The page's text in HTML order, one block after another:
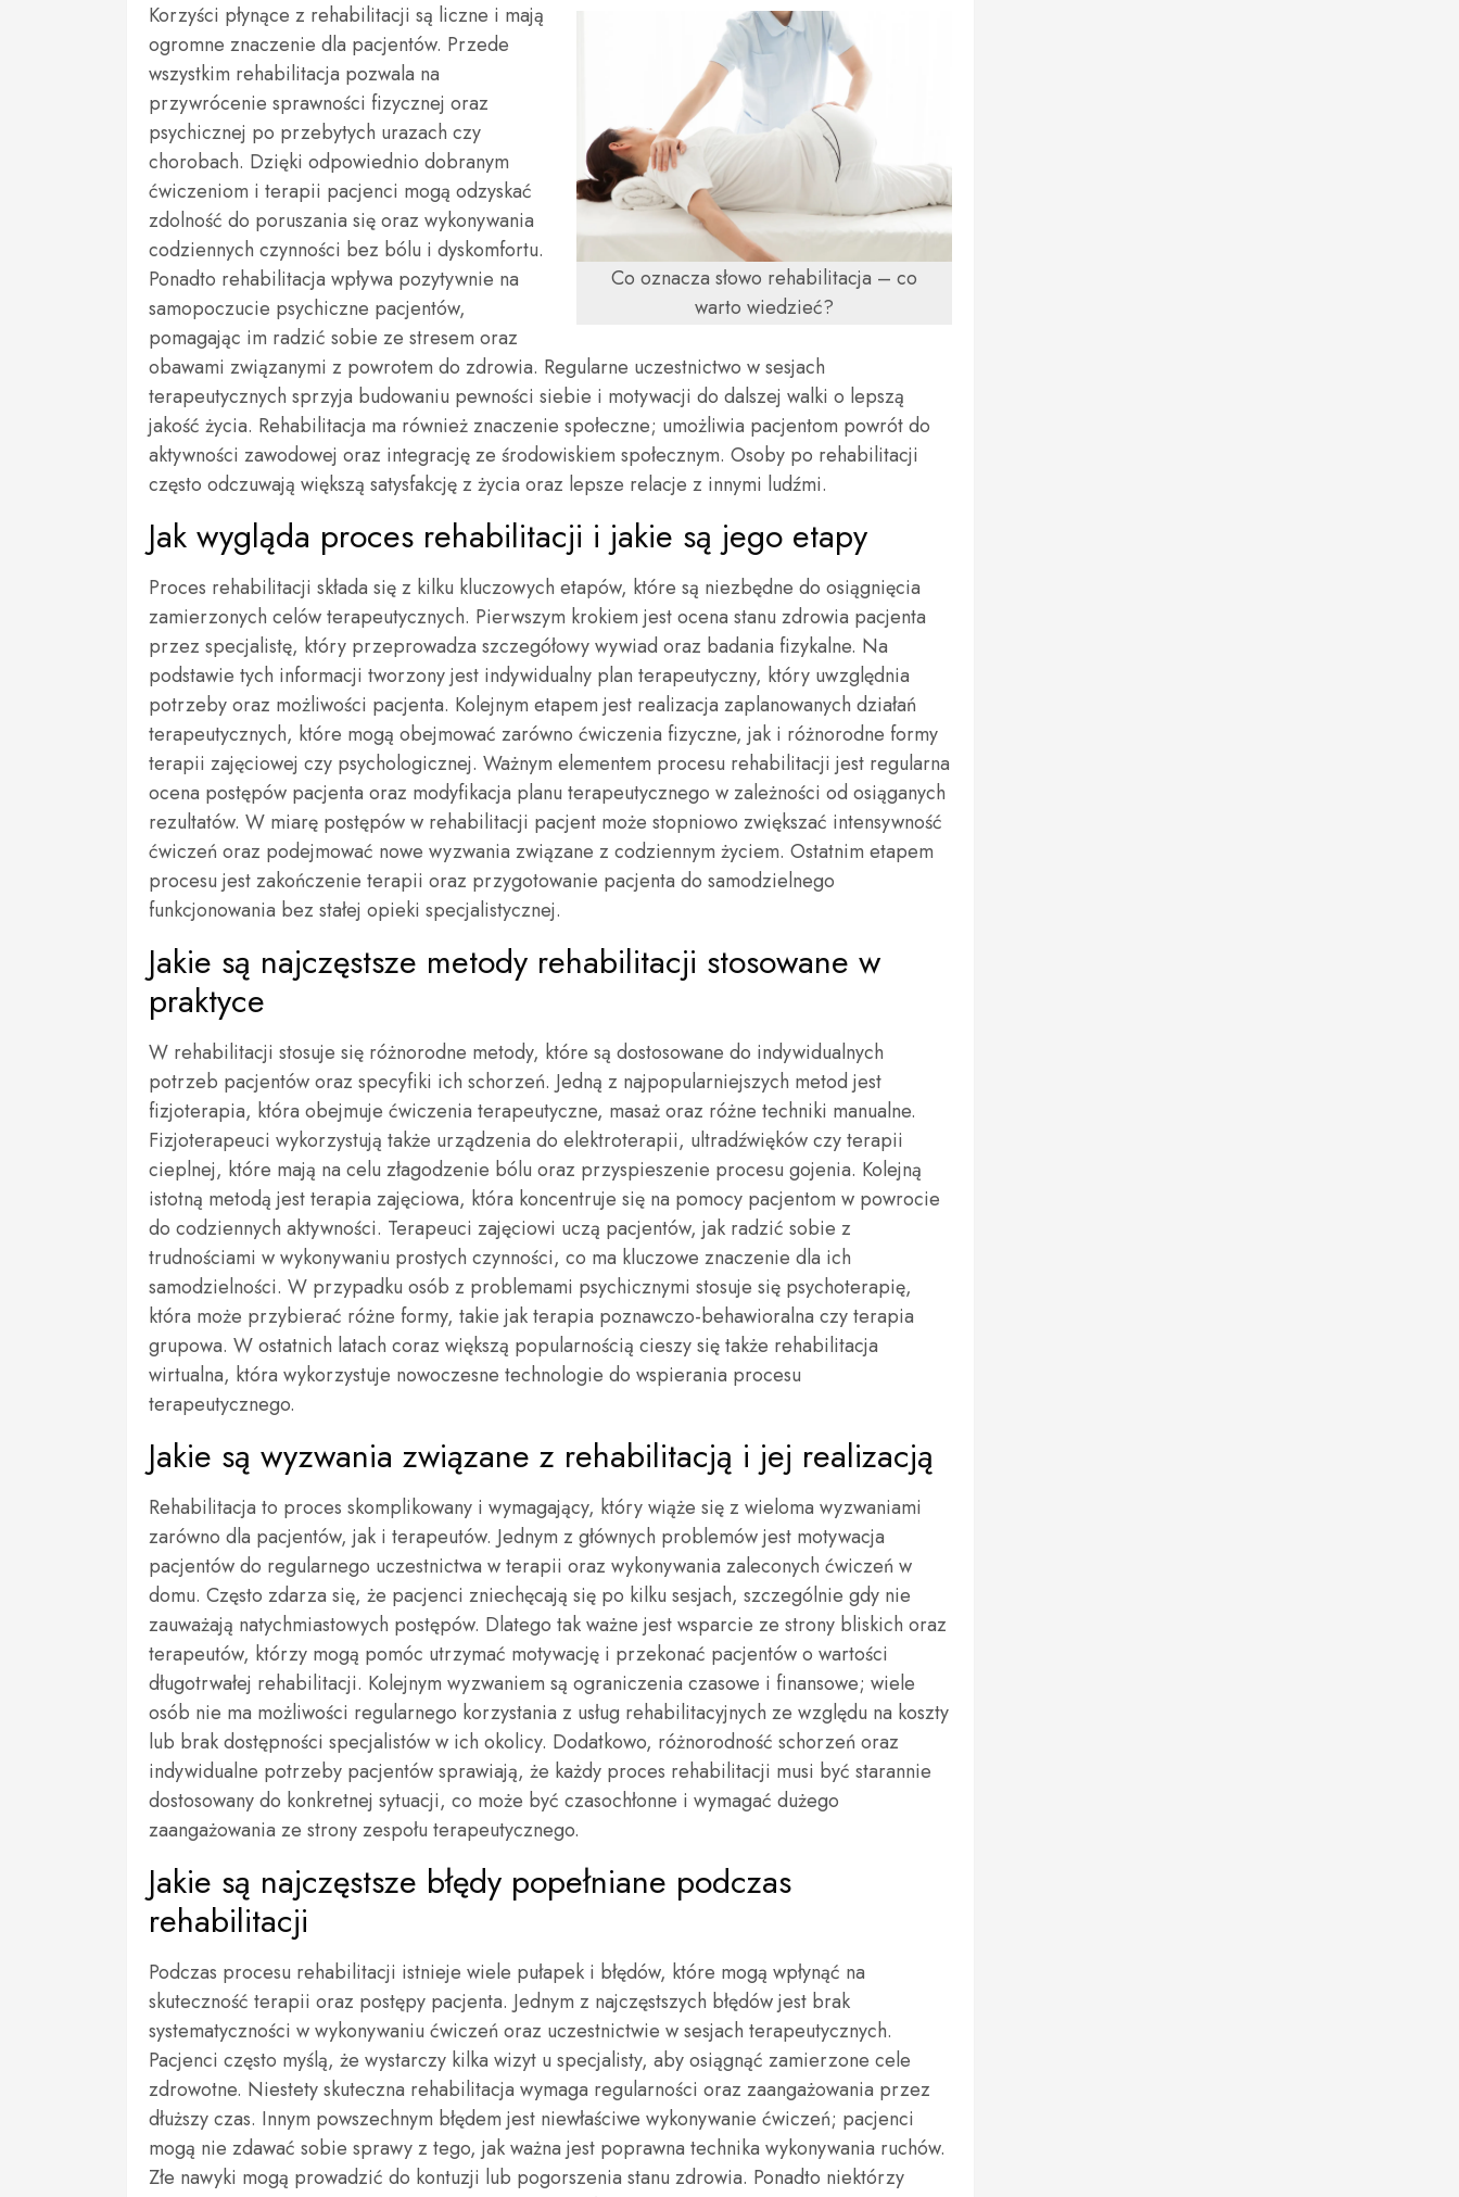
Co oznacza słowo rehabilitacja – co
warto wiedzieć?
Korzyści płynące z rehabilitacji są liczne i mają
ogromne znaczenie dla pacjentów. Przede
wszystkim rehabilitacja pozwala na
przywrócenie sprawności fizycznej oraz
psychicznej po przebytych urazach czy
chorobach. Dzięki odpowiednio dobranym
ćwiczeniom i terapii pacjenci mogą odzyskać
zdolność do poruszania się oraz wykonywania
codziennych czynności bez bólu i dyskomfortu.
Ponadto rehabilitacja wpływa pozytywnie na
samopoczucie psychiczne pacjentów,
pomagając im radzić sobie ze stresem oraz
obawami związanymi z powrotem do zdrowia. Regularne uczestnictwo w sesjach
terapeutycznych sprzyja budowaniu pewności siebie i motywacji do dalszej walki o lepszą
jakość życia. Rehabilitacja ma również znaczenie społeczne; umożliwia pacjentom powrót do
aktywności zawodowej oraz integrację ze środowiskiem społecznym. Osoby po rehabilitacji
często odczuwają większą satysfakcję z życia oraz lepsze relacje z innymi ludźmi.
Jak wygląda proces rehabilitacji i jakie są jego etapy
Proces rehabilitacji składa się z kilku kluczowych etapów, które są niezbędne do osiągnięcia
zamierzonych celów terapeutycznych. Pierwszym krokiem jest ocena stanu zdrowia pacjenta
przez specjalistę, który przeprowadza szczegółowy wywiad oraz badania fizykalne. Na
podstawie tych informacji tworzony jest indywidualny plan terapeutyczny, który uwzględnia
potrzeby oraz możliwości pacjenta. Kolejnym etapem jest realizacja zaplanowanych działań
terapeutycznych, które mogą obejmować zarówno ćwiczenia fizyczne, jak i różnorodne formy
terapii zajęciowej czy psychologicznej. Ważnym elementem procesu rehabilitacji jest regularna
ocena postępów pacjenta oraz modyfikacja planu terapeutycznego w zależności od osiąganych
rezultatów. W miarę postępów w rehabilitacji pacjent może stopniowo zwiększać intensywność
ćwiczeń oraz podejmować nowe wyzwania związane z codziennym życiem. Ostatnim etapem
procesu jest zakończenie terapii oraz przygotowanie pacjenta do samodzielnego
funkcjonowania bez stałej opieki specjalistycznej.
Jakie są najczęstsze metody rehabilitacji stosowane w
praktyce
W rehabilitacji stosuje się różnorodne metody, które są dostosowane do indywidualnych
potrzeb pacjentów oraz specyfiki ich schorzeń. Jedną z najpopularniejszych metod jest
fizjoterapia, która obejmuje ćwiczenia terapeutyczne, masaż oraz różne techniki manualne.
Fizjoterapeuci wykorzystują także urządzenia do elektroterapii, ultradźwięków czy terapii
cieplnej, które mają na celu złagodzenie bólu oraz przyspieszenie procesu gojenia. Kolejną
istotną metodą jest terapia zajęciowa, która koncentruje się na pomocy pacjentom w powrocie
do codziennych aktywności. Terapeuci zajęciowi uczą pacjentów, jak radzić sobie z
trudnościami w wykonywaniu prostych czynności, co ma kluczowe znaczenie dla ich
samodzielności. W przypadku osób z problemami psychicznymi stosuje się psychoterapię,
która może przybierać różne formy, takie jak terapia poznawczo-behawioralna czy terapia
grupowa. W ostatnich latach coraz większą popularnością cieszy się także rehabilitacja
wirtualna, która wykorzystuje nowoczesne technologie do wspierania procesu
terapeutycznego.
Jakie są wyzwania związane z rehabilitacją i jej realizacją
Rehabilitacja to proces skomplikowany i wymagający, który wiąże się z wieloma wyzwaniami
zarówno dla pacjentów, jak i terapeutów. Jednym z głównych problemów jest motywacja
pacjentów do regularnego uczestnictwa w terapii oraz wykonywania zaleconych ćwiczeń w
domu. Często zdarza się, że pacjenci zniechęcają się po kilku sesjach, szczególnie gdy nie
zauważają natychmiastowych postępów. Dlatego tak ważne jest wsparcie ze strony bliskich oraz
terapeutów, którzy mogą pomóc utrzymać motywację i przekonać pacjentów o wartości
długotrwałej rehabilitacji. Kolejnym wyzwaniem są ograniczenia czasowe i finansowe; wiele
osób nie ma możliwości regularnego korzystania z usług rehabilitacyjnych ze względu na koszty
lub brak dostępności specjalistów w ich okolicy. Dodatkowo, różnorodność schorzeń oraz
indywidualne potrzeby pacjentów sprawiają, że każdy proces rehabilitacji musi być starannie
dostosowany do konkretnej sytuacji, co może być czasochłonne i wymagać dużego
zaangażowania ze strony zespołu terapeutycznego.
Jakie są najczęstsze błędy popełniane podczas
rehabilitacji
Podczas procesu rehabilitacji istnieje wiele pułapek i błędów, które mogą wpłynąć na
skuteczność terapii oraz postępy pacjenta. Jednym z najczęstszych błędów jest brak
systematyczności w wykonywaniu ćwiczeń oraz uczestnictwie w sesjach terapeutycznych.
Pacjenci często myślą, że wystarczy kilka wizyt u specjalisty, aby osiągnąć zamierzone cele
zdrowotne. Niestety skuteczna rehabilitacja wymaga regularności oraz zaangażowania przez
dłuższy czas. Innym powszechnym błędem jest niewłaściwe wykonywanie ćwiczeń; pacjenci
mogą nie zdawać sobie sprawy z tego, jak ważna jest poprawna technika wykonywania ruchów.
Złe nawyki mogą prowadzić do kontuzji lub pogorszenia stanu zdrowia. Ponadto niektórzy